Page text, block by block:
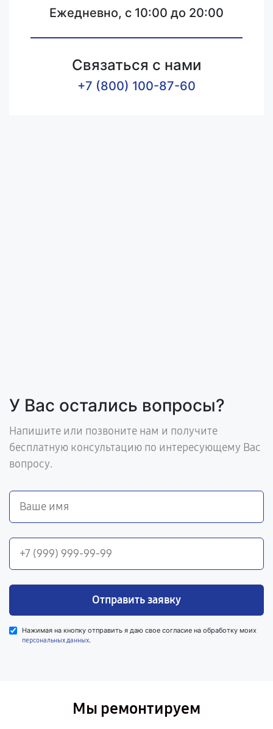
Ежедневно, с 10:00 до 20:00
Связаться с нами
+7 (800) 100-87-60
У Вас остались вопросы?
Напишите или позвоните нам и получите
бесплатную консультацию по интересующему Вас
вопросу.
Отправить заявку
Нажимая на кнопку отправить я даю свое согласие на обработку моих
персональных данных.
Мы ремонтируем